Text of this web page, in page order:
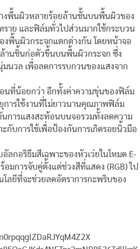
ร้างพื้นผิวหลายร้อยล้านชั้นบนพื้นผิวของ
ราย และฟิล์มทั่วไปส่วนมากใช้กระบวน
งพื้นผิวกระจกแตกต่างกัน โดยหน้าจอ
ล้านชิ้นก่อตัวขึ้นบนพื้นผิวกระจก ซึ่ง
นวล เพื่อลดการรบกวนของแสงจาก
นที่น้อยกว่า อีกทั้งค่าความขุ่นของฟิล์ม
การใช้งานที่ไม่ยาวนานคุณภาพฟิล์ม
นการแสงสะท้อนบนจอรวมทั้งลดความ
กับการใช้เพื่อป้องกันการเกิดรอยนิ้วมือ
ลกอริธึมสีเฉพาะของหัวเว่ยในโหมด E-
มการจับคู่ตั้งแต่ช่วงสีที่แสดง (RGB) ไป
โลยีที่จะช่วยลดอัตราการกะพริบของ